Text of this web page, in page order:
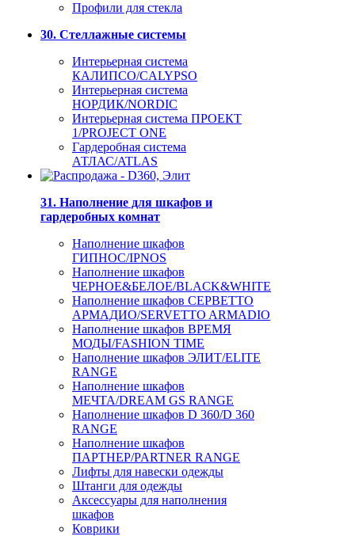
Профили для стекла
30. Стеллажные системы
Интерьерная система
КАЛИПСО/CALYPSO
Интерьерная система
НОРДИК/NORDIC
Интерьерная система ПРОЕКТ
1/PROJECT ONE
Гардеробная система
АТЛАС/ATLAS
31. Наполнение для шкафов и
гардеробных комнат
Наполнение шкафов
ГИПНОС/IPNOS
Наполнение шкафов
ЧЕРНОЕ&БЕЛОЕ/BLACK&WHITE
Наполнение шкафов СЕРВЕТТО
АРМАДИО/SERVETTO ARMADIO
Наполнение шкафов ВРЕМЯ
МОДЫ/FASHION TIME
Наполнение шкафов ЭЛИТ/ELITE
RANGE
Наполнение шкафов
МЕЧТА/DREAM GS RANGE
Наполнение шкафов D 360/D 360
RANGE
Наполнение шкафов
ПАРТНЕР/PARTNER RANGE
Лифты для навески одежды
Штанги для одежды
Аксессуары для наполнения
шкафов
Коврики